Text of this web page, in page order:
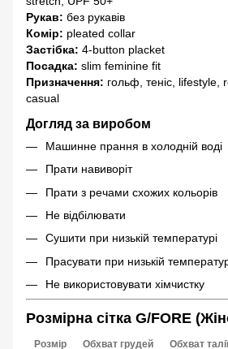
Рукав: без рукавів
Комір: pleated collar
Застібка: 4-button placket
Посадка: slim feminine fit
Призначення: гольф, теніс, lifestyle,
casual
Догляд за виробом
Машинне прання в холодній воді
Прати навиворіт
Прати з речами схожих кольорів
Не відбілювати
Сушити при низькій температурі
Прасувати при низькій
Не використовувати хімчистку
Розмірна сітка G/FORE
Розмір Обхват грудей Обхват талії